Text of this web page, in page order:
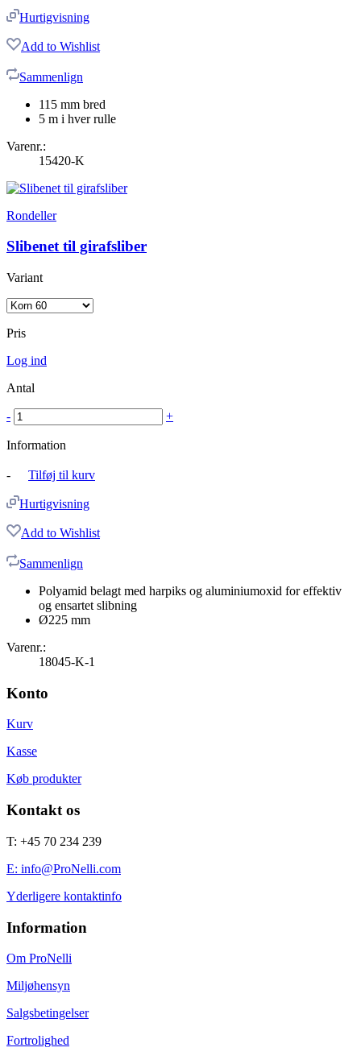
Hurtigvisning
Add to Wishlist
Sammenlign
115 mm bred
5 m i hver rulle
Varenr.:
15420-K
Rondeller
Slibenet til girafsliber
Variant
Pris
Log ind
Antal
- +
Information
- Tilføj til kurv
Hurtigvisning
Add to Wishlist
Sammenlign
Polyamid belagt med harpiks og aluminiumoxid for effektiv
og ensartet slibning
Ø225 mm
Varenr.:
18045-K-1
Konto
Kurv
Kasse
Køb produkter
Kontakt os
T: +45 70 234 239
E: info@ProNelli.com
Yderligere kontaktinfo
Information
Om ProNelli
Miljøhensyn
Salgsbetingelser
Fortrolighed